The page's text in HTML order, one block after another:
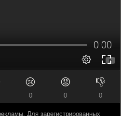
😢
0
😡
0
👎
0
Для зарегистрированных